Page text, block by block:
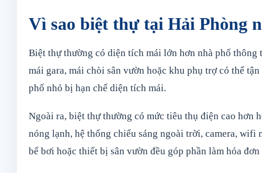
Vì sao biệt thự tại Hải Phòng
Biệt thự thường có diện tích mái lớn hơn nhà phố
mái gara, mái chòi sân vườn hoặc khu phụ trợ có thể
phố nhỏ bị hạn chế diện tích mái.
Ngoài ra, biệt thự thường có mức tiêu thụ điện cao hơn
nóng lạnh, hệ thống chiếu sáng ngoài trời, camera, wifi
bể bơi hoặc thiết bị sân vườn đều góp phần làm hóa